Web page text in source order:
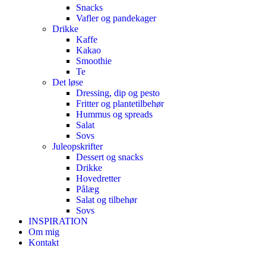
Snacks
Vafler og pandekager
Drikke
Kaffe
Kakao
Smoothie
Te
Det løse
Dressing, dip og pesto
Fritter og plantetilbehør
Hummus og spreads
Salat
Sovs
Juleopskrifter
Dessert og snacks
Drikke
Hovedretter
Pålæg
Salat og tilbehør
Sovs
INSPIRATION
Om mig
Kontakt